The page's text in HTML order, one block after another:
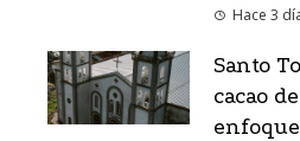
Hace 3
Santo
cacao